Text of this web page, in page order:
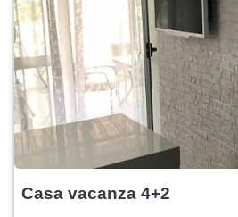
Casa vacanza 4+2